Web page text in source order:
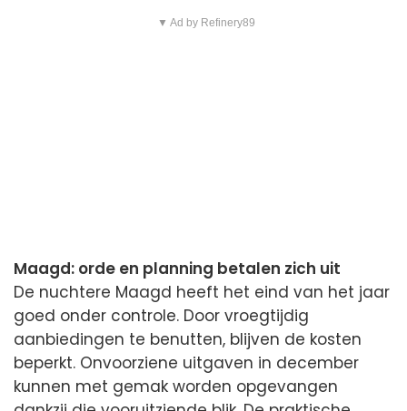
▼ Ad by Refinery89
Maagd: orde en planning betalen zich uit
De nuchtere Maagd heeft het eind van het jaar
goed onder controle. Door vroegtijdig
aanbiedingen te benutten, blijven de kosten
beperkt. Onvoorziene uitgaven in december
kunnen met gemak worden opgevangen